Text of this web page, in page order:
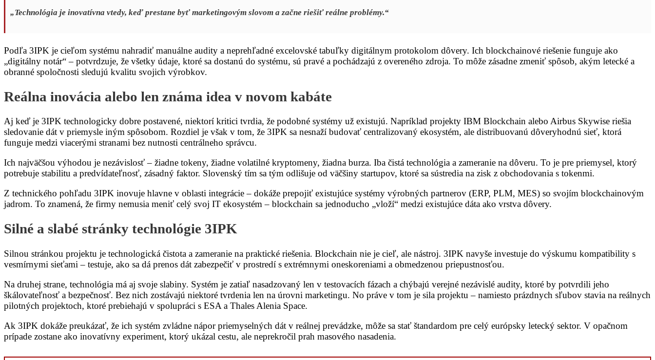
„Technológia je inovatívna vtedy, keď prestane byť marketingovým slovom a začne riešiť reálne problémy.“
Podľa 3IPK je cieľom systému nahradiť manuálne audity a neprehľadné excelovské tabuľky digitálnym protokolom dôvery. Ich blockchainové riešenie funguje ako
„digitálny notár“ – potvrdzuje, že všetky údaje, ktoré sa dostanú do systému, sú pravé a pochádzajú z overeného zdroja. To môže zásadne zmeniť spôsob, akým letecké a
obranné spoločnosti sledujú kvalitu svojich výrobkov.
Reálna inovácia alebo len známa idea v novom kabáte
Aj keď je 3IPK technologicky dobre postavené, niektorí kritici tvrdia, že podobné systémy už existujú. Napríklad projekty IBM Blockchain alebo Airbus Skywise riešia
sledovanie dát v priemysle iným spôsobom. Rozdiel je však v tom, že 3IPK sa nesnaží budovať centralizovaný ekosystém, ale distribuovanú dôveryhodnú sieť, ktorá
funguje medzi viacerými stranami bez nutnosti centrálneho správcu.
Ich najväčšou výhodou je nezávislosť – žiadne tokeny, žiadne volatilné kryptomeny, žiadna burza. Iba čistá technológia a zameranie na dôveru. To je pre priemysel, ktorý
potrebuje stabilitu a predvídateľnosť, zásadný faktor. Slovenský tím sa tým odlišuje od väčšiny startupov, ktoré sa sústredia na zisk z obchodovania s tokenmi.
Z technického pohľadu 3IPK inovuje hlavne v oblasti integrácie – dokáže prepojiť existujúce systémy výrobných partnerov (ERP, PLM, MES) so svojím blockchainovým
jadrom. To znamená, že firmy nemusia meniť celý svoj IT ekosystém – blockchain sa jednoducho „vloží“ medzi existujúce dáta ako vrstva dôvery.
Silné a slabé stránky technológie 3IPK
Silnou stránkou projektu je technologická čistota a zameranie na praktické riešenia. Blockchain nie je cieľ, ale nástroj. 3IPK navyše investuje do výskumu kompatibility s
vesmírnymi sieťami – testuje, ako sa dá prenos dát zabezpečiť v prostredí s extrémnymi oneskoreniami a obmedzenou priepustnosťou.
Na druhej strane, technológia má aj svoje slabiny. Systém je zatiaľ nasadzovaný len v testovacích fázach a chýbajú verejné nezávislé audity, ktoré by potvrdili jeho
škálovateľnosť a bezpečnosť. Bez nich zostávajú niektoré tvrdenia len na úrovni marketingu. No práve v tom je sila projektu – namiesto prázdnych sľubov stavia na reálnych
pilotných projektoch, ktoré prebiehajú v spolupráci s ESA a Thales Alenia Space.
Ak 3IPK dokáže preukázať, že ich systém zvládne nápor priemyselných dát v reálnej prevádzke, môže sa stať štandardom pre celý európsky letecký sektor. V opačnom
prípade zostane ako inovatívny experiment, ktorý ukázal cestu, ale neprekročil prah masového nasadenia.